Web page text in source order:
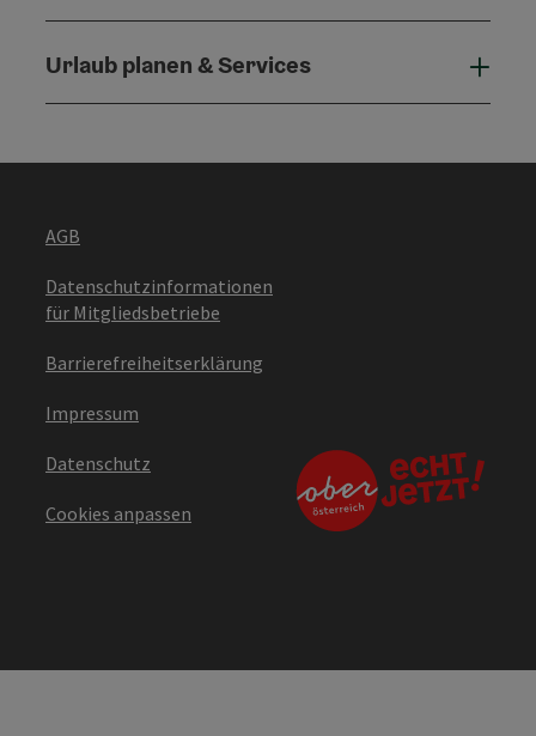
Urlaub planen & Services
AGB
Datenschutzinformationen
für Mitgliedsbetriebe
Barrierefreiheitserklärung
Impressum
Datenschutz
Cookies anpassen